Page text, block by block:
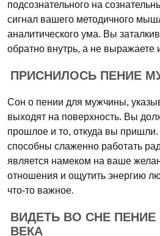
подсознательного на
сигнал вашего методичного
аналитического ума. Вы
обратно внутрь, а не выражаете
ПРИСНИЛОСЬ ПЕНИЕ
Сон о пении для мужчины,
выходят на поверхность. Вы
прошлое и то, откуда вы
способны слаженно работать
является намеком на ваше
отношения и ощутить энергию
что-то важное.
ВИДЕТЬ ВО СНЕ ПЕНИЕ
ВЕКА